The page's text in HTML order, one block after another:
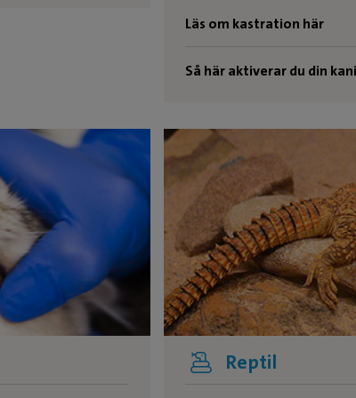
Läs om kastration här
Så här aktiverar du din
Reptil